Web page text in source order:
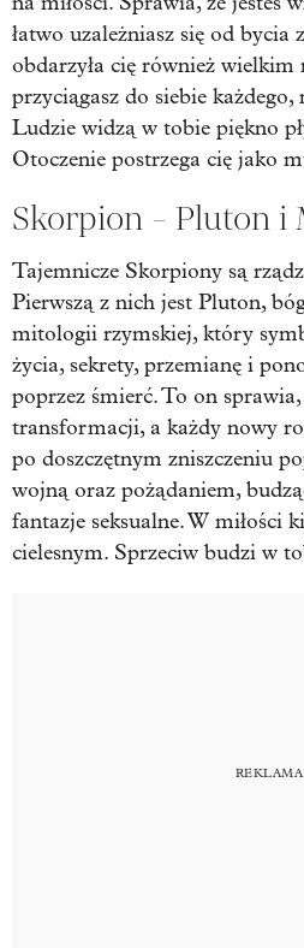
łatwo uzależniasz się od bycia
obdarzyła cię również
przyciągasz do siebie
Ludzie widzą w tobie piękno
Otoczenie postrzega cię jako
Skorpion - Pluton i
Tajemnicze Skorpiony są
Pierwszą z nich jest Pluton,
mitologii rzymskiej, który
życia, sekrety, przemianę i
poprzez śmierć. To on
transformacji, a każdy nowy
po doszczętnym zniszczeniu
wojną oraz pożądaniem,
fantazje seksualne. W miłości
cielesnym. Sprzeciw budzi w